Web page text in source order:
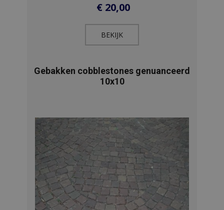
€20,00
BEKIJK​
Gebakken cobblestones genuanceerd
10x10